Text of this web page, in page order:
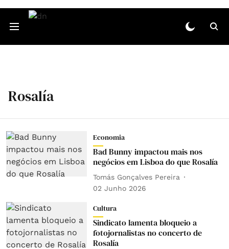
Rosalía
Economia
Bad Bunny impactou mais nos
negócios em Lisboa do que Rosalía
Tomás Gonçalves Pereira
02 Junho 2026
Cultura
Sindicato lamenta bloqueio a
fotojornalistas no concerto de
Rosalía